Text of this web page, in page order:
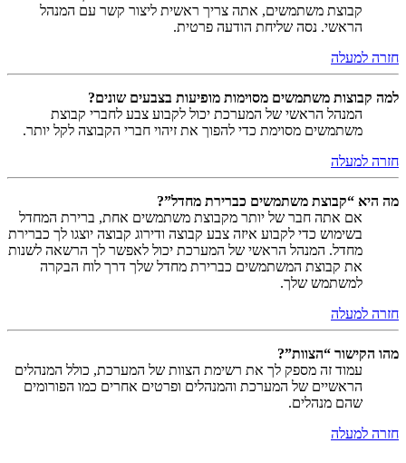
קבוצת משתמשים, אתה צריך ראשית ליצור קשר עם המנהל
הראשי. נסה שליחת הודעה פרטית.
חזרה למעלה
למה קבוצות משתמשים מסוימות מופיעות בצבעים שונים?
המנהל הראשי של המערכת יכול לקבוע צבע לחברי קבוצת
משתמשים מסוימת כדי להפוך את זיהוי חברי הקבוצה לקל יותר.
חזרה למעלה
מה היא “קבוצת משתמשים כברירת מחדל”?
אם אתה חבר של יותר מקבוצת משתמשים אחת, ברירת המחדל
בשימוש כדי לקבוע איזה צבע קבוצה ודירוג קבוצה יוצגו לך כברירת
מחדל. המנהל הראשי של המערכת יכול לאפשר לך הרשאה לשנות
את קבוצת המשתמשים כברירת מחדל שלך דרך לוח הבקרה
למשתמש שלך.
חזרה למעלה
מהו הקישור “הצוות”?
עמוד זה מספק לך את רשימת הצוות של המערכת, כולל המנהלים
הראשיים של המערכת והמנהלים ופרטים אחרים כמו הפורומים
שהם מנהלים.
חזרה למעלה